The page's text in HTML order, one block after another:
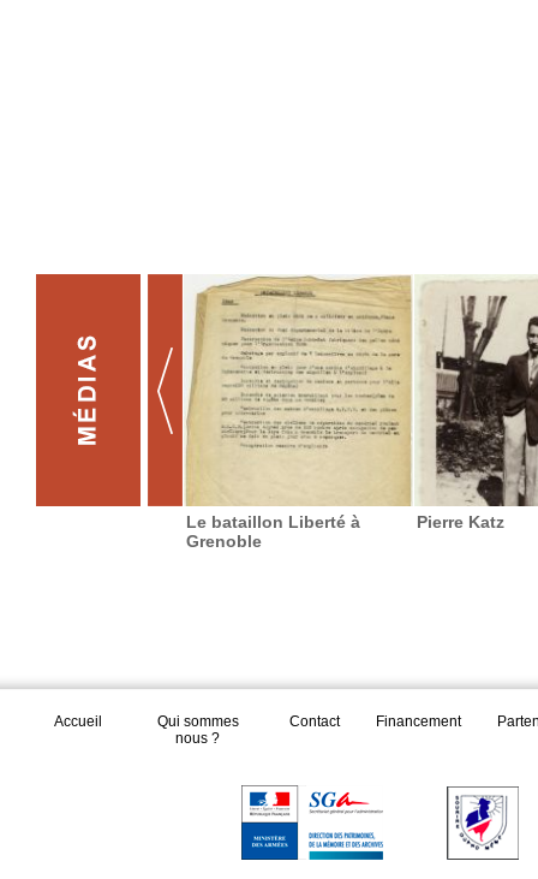
Le bataillon Liberté à
Grenoble
Pierre Katz
Accueil
Qui sommes
nous ?
Contact Financement